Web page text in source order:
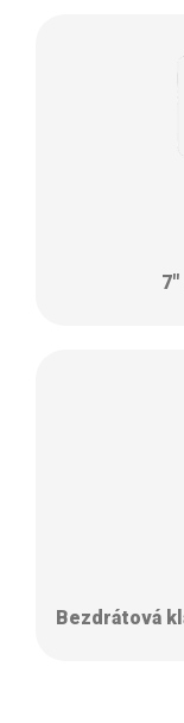
Bezdrátová